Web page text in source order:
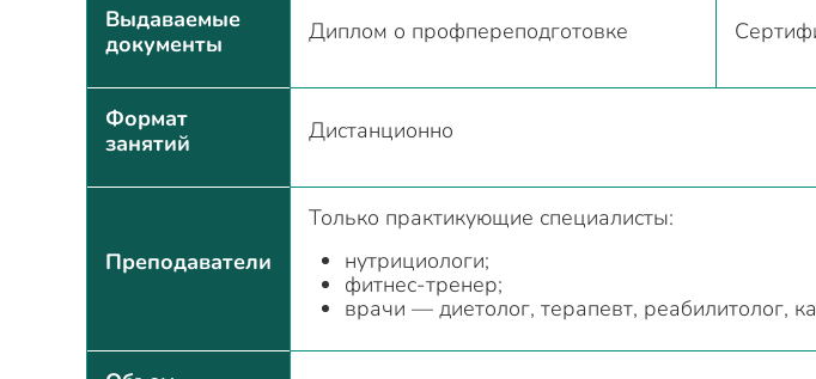
Выдаваемые
документы
Диплом о профпереподготовке
Формат
занятий
Дистанционно
Преподаватели
Только практикующие специалисты:
нутрициологи;
фитнес-тренер;
врачи — диетолог, терапевт, реабилитолог,